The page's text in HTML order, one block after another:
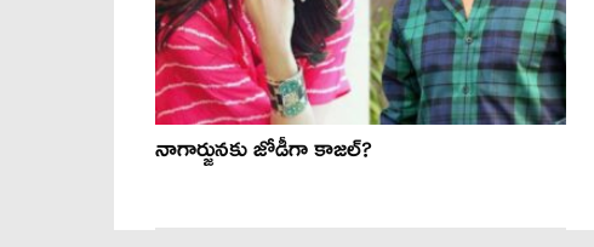
నాగార్జున‌కు జోడీగా కాజ‌ల్‌?